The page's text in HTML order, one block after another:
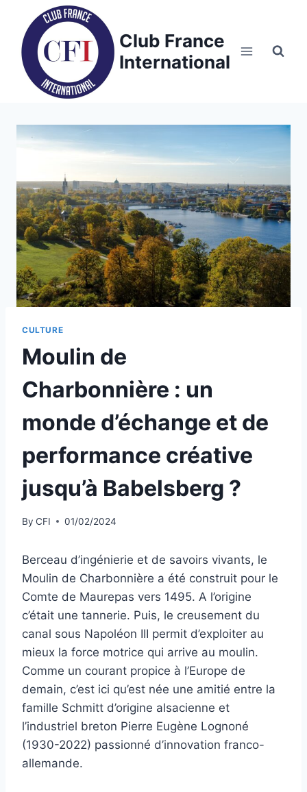
content
Club France
International
CULTURE
Moulin de
Charbonnière : un
monde d’échange et de
performance créative
jusqu’à Babelsberg ?
By CFI 01/02/2024
Berceau d’ingénierie et de savoirs vivants, le
Moulin de Charbonnière a été construit pour le
Comte de Maurepas vers 1495. A l’origine
c’était une tannerie. Puis, le creusement du
canal sous Napoléon III permit d’exploiter au
mieux la force motrice qui arrive au moulin.
Comme un courant propice à l’Europe de
demain, c’est ici qu’est née une amitié entre la
famille Schmitt d’origine alsacienne et
l’industriel breton Pierre Eugène Lognoné
(1930-2022) passionné d’innovation franco-
allemande.